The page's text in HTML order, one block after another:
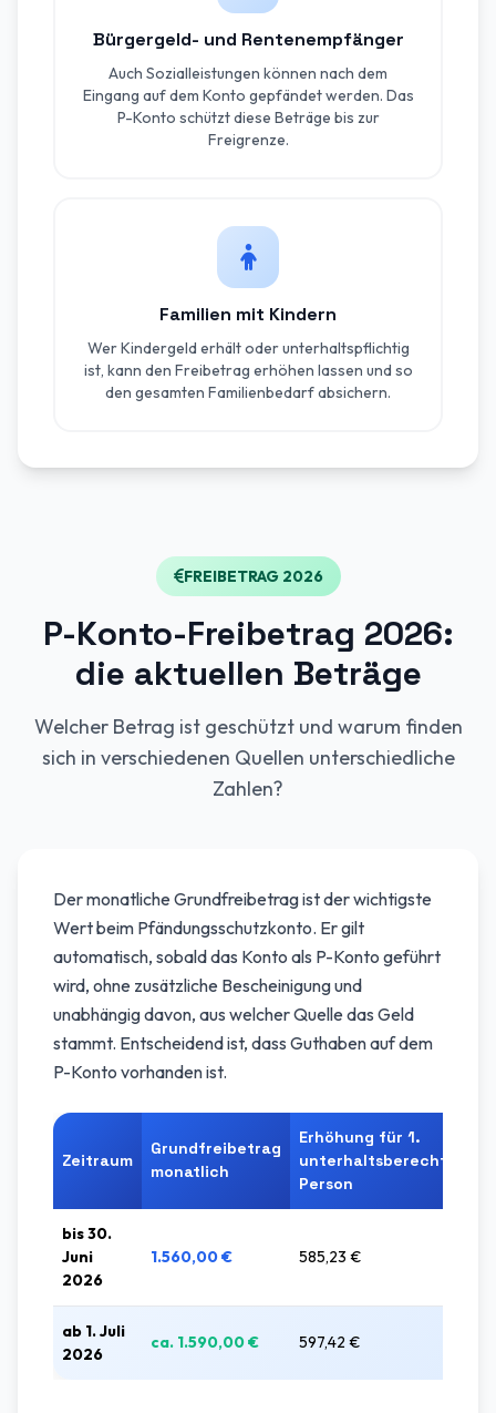
Bürgergeld- und Rentenempfänger
Auch Sozialleistungen können nach dem
Eingang auf dem Konto gepfändet werden. Das
P-Konto schützt diese Beträge bis zur
Freigrenze.
Familien mit Kindern
Wer Kindergeld erhält oder unterhaltspflichtig
ist, kann den Freibetrag erhöhen lassen und so
den gesamten Familienbedarf absichern.
FREIBETRAG 2026
P-Konto-Freibetrag 2026:
die aktuellen Beträge
Welcher Betrag ist geschützt und warum finden
sich in verschiedenen Quellen unterschiedliche
Zahlen?
Der monatliche Grundfreibetrag ist der wichtigste
Wert beim Pfändungsschutzkonto. Er gilt
automatisch, sobald das Konto als P-Konto geführt
wird, ohne zusätzliche Bescheinigung und
unabhängig davon, aus welcher Quelle das Geld
stammt. Entscheidend ist, dass Guthaben auf dem
P-Konto vorhanden ist.
Zeitraum
Grundfreibetrag
monatlich
Erhöhung für 1.
unterhaltsberechtigte
Person
bis 30.
Juni
2026
1.560,00 € 585,23 €
ab 1. Juli
2026
ca. 1.590,00 € 597,42 €